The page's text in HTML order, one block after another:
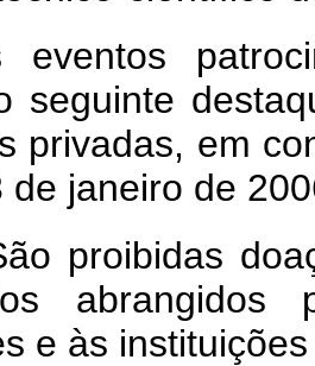
seguinte
privadas, em
de janeiro de
proibidas
abrangidos
e às